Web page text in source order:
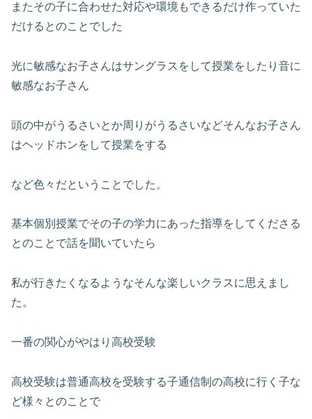
またその子に合わせた対応や環境もできるだけ作っていた
だけるとのことでした
光に敏感なお子さんはサングラスをして授業をしたり音に
敏感なお子さん
頭の中がうるさいとか周りがうるさいなどそんなお子さん
はヘッドホンをして授業をする
など色々だということでした。
基本個別授業でその子の学力にあった指導をしてくださる
とのことで話を聞いていたら
私が行きたくなるようなそんな楽しいクラスに思えまし
た。
一番の関心がやはり高校受験
高校受験は普通高校を受験する子通信制の高校に行く子な
ど様々とのことで